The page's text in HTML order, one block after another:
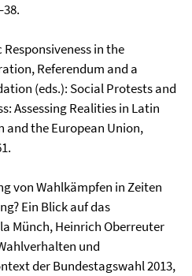
in the
Referendum and a
(eds.): Social Protests and
Assessing Realities in Latin
and the European Union,
von Wahlkämpfen in Zeiten
Ein Blick auf das
Münch, Heinrich Oberreuter
und
der Bundestagswahl 2013,